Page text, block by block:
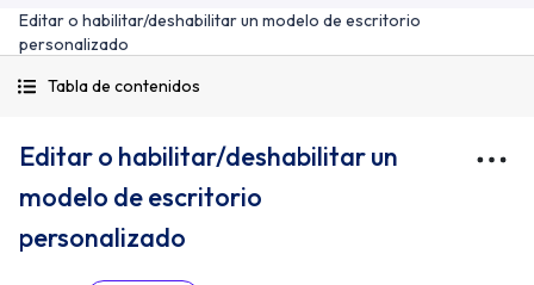
Editar o habilitar/deshabilitar un modelo de escritorio
personalizado
Tabla de contenidos
Editar o habilitar/deshabilitar un
modelo de escritorio
personalizado